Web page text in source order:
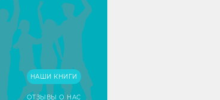
НАШИ КНИГИ
ОТЗЫВЫ О НАС